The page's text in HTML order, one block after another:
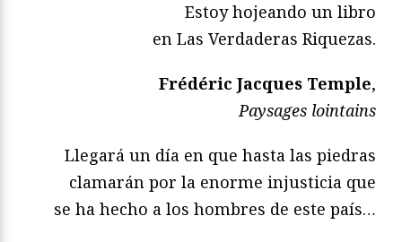
Estoy hojeando un libro
en Las Verdaderas Riquezas.
Frédéric Jacques Temple,
Paysages lointains
Llegará un día en que hasta las piedras
clamarán por la enorme injusticia que
se ha hecho a los hombres de este país…